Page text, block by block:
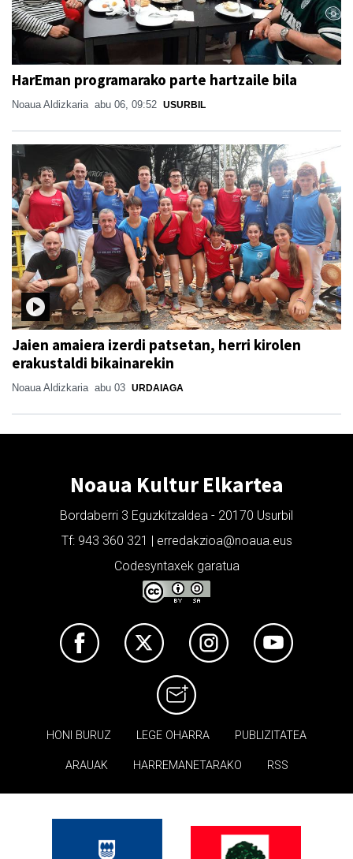
HarEman programarako parte hartzaile bila
Noaua Aldizkaria abu 06, 09:52 USURBIL
Jaien amaiera izerdi patsetan, herri kirolen
erakustaldi bikainarekin
Noaua Aldizkaria abu 03 URDAIAGA
Noaua Kultur Elkartea
Bordaberri 3 Eguzkitzaldea - 20170 Usurbil
Tf: 943 360 321 | erredakzioa@noaua.eus
Codesyntaxek garatua
HONI BURUZ LEGE OHARRA PUBLIZITATEA
ARAUAK HARREMANETARAKO RSS